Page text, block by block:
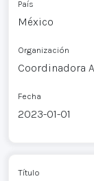
País
México
Organización
Coordinadora
Fecha
2023-01-01
Título